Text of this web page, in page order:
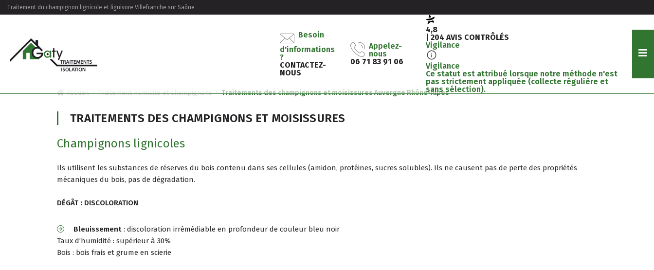
Traitement du champignon lignicole et lignivore Villefranche sur Saône
Besoin
d'informations
?
CONTACTEZ-
NOUS
Appelez-
nous
06 71 83 91 06
4,8
| 204 AVIS CONTRÔLÉS
Vigilance
Vigilance
Ce statut est attribué lorsque notre méthode n'est
pas strictement appliquée (collecte régulière et
sans sélection).
Accueil Traitement humidité et champignons Traitements des champignons et moisissures Auvergne Rhône-Alpes
TRAITEMENTS DES CHAMPIGNONS ET MOISISSURES
Champignons lignicoles
Ils utilisent les substances de réserves du bois contenu dans ses cellules (amidon, protéines, sucres solubles). Ils ne causent pas de perte des propriétés
mécaniques du bois, pas de dégradation.
DÉGÂT : DISCOLORATION
Bleuissement : discoloration irrémédiable en profondeur de couleur bleu noir
Taux d’humidité : supérieur à 30%
Bois : bois frais et grume en scierie